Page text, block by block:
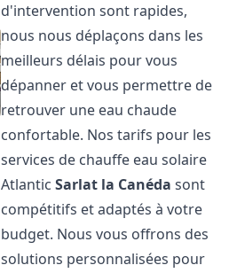
d'intervention sont rapides,
nous nous déplaçons dans les
meilleurs délais pour vous
dépanner et vous permettre de
retrouver une eau chaude
confortable. Nos tarifs pour les
services de chauffe eau solaire
AtlanticSarlat la Canéda sont
compétitifs et adaptés à votre
budget. Nous vous offrons des
solutions personnalisées pour